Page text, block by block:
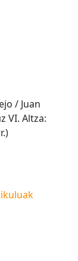
/ Juan
VI. Altza: